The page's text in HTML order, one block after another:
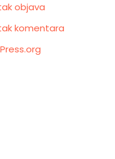
objava
komentara